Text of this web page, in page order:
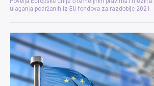
ulaganja podržanih iz EU fondova za razdoblje 2021.